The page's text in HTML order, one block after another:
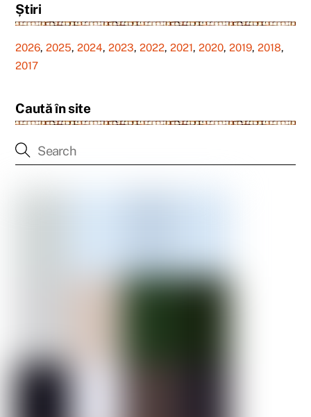
Știri
2026,2025,2024,2023,2022,2021,2020,2019,2018,
2017
Caută în site